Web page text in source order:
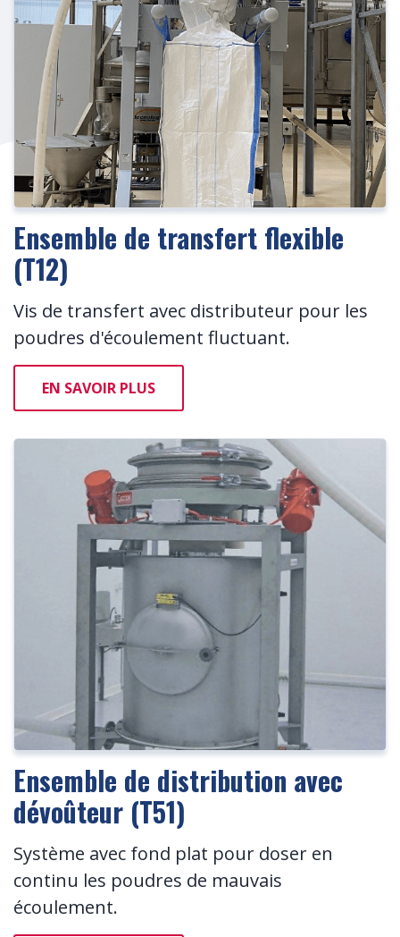
Ensemble de transfert flexible
(T12)
Vis de transfert avec distributeur pour les
poudres d'écoulement fluctuant.
EN SAVOIR PLUS
Ensemble de distribution avec
dévoûteur (T51)
Système avec fond plat pour doser en
continu les poudres de mauvais
écoulement.